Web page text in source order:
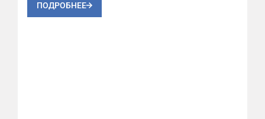
ПОДРОБНЕЕ